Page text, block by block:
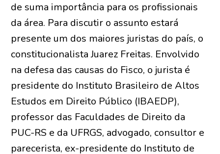
de suma importância para os profissionais
da área. Para discutir o assunto estará
presente um dos maiores juristas do país, o
constitucionalista Juarez Freitas. Envolvido
na defesa das causas do Fisco, o jurista é
presidente do Instituto Brasileiro de Altos
Estudos em Direito Público (IBAEDP),
professor das Faculdades de Direito da
PUC-RS e da UFRGS, advogado, consultor e
parecerista, ex-presidente do Instituto de